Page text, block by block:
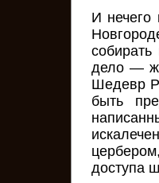
И нечего
собирать
дело —
Шедевр
быть
доступа